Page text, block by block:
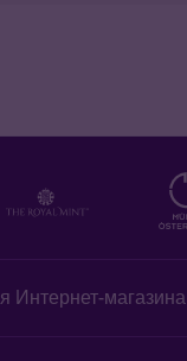
Интернет-магазина